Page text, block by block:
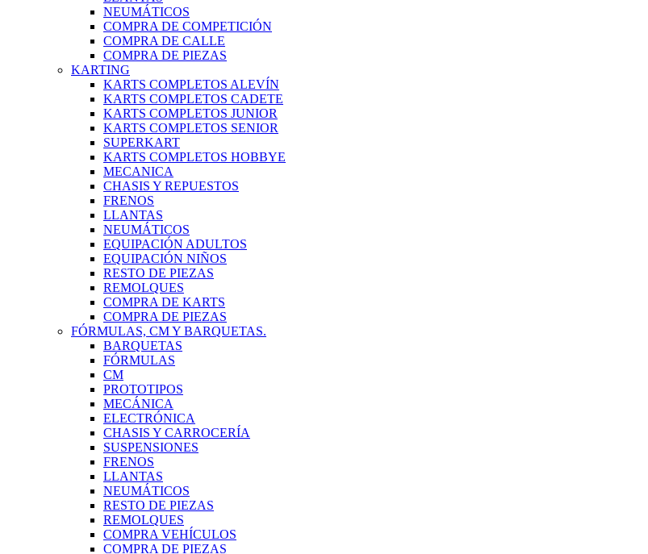
NEUMÁTICOS
COMPRA DE COMPETICIÓN
COMPRA DE CALLE
COMPRA DE PIEZAS
KARTING
KARTS COMPLETOS ALEVÍN
KARTS COMPLETOS CADETE
KARTS COMPLETOS JUNIOR
KARTS COMPLETOS SENIOR
SUPERKART
KARTS COMPLETOS HOBBYE
MECANICA
CHASIS Y REPUESTOS
FRENOS
LLANTAS
NEUMÁTICOS
EQUIPACIÓN ADULTOS
EQUIPACIÓN NIÑOS
RESTO DE PIEZAS
REMOLQUES
COMPRA DE KARTS
COMPRA DE PIEZAS
FÓRMULAS, CM Y BARQUETAS.
BARQUETAS
FÓRMULAS
CM
PROTOTIPOS
MECÁNICA
ELECTRÓNICA
CHASIS Y CARROCERÍA
SUSPENSIONES
FRENOS
LLANTAS
NEUMÁTICOS
RESTO DE PIEZAS
REMOLQUES
COMPRA VEHÍCULOS
COMPRA DE PIEZAS